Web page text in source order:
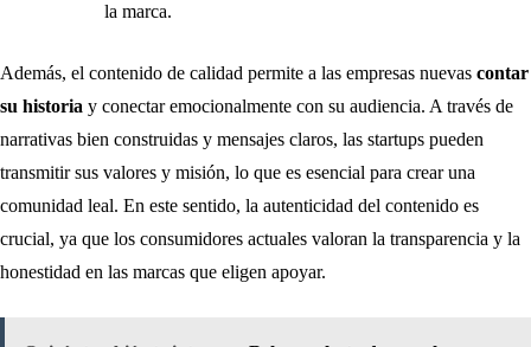
la marca.
Además, el contenido de calidad permite a las empresas nuevas contar
su historia y conectar emocionalmente con su audiencia. A través de
narrativas bien construidas y mensajes claros, las startups pueden
transmitir sus valores y misión, lo que es esencial para crear una
comunidad leal. En este sentido, la autenticidad del contenido es
crucial, ya que los consumidores actuales valoran la transparencia y la
honestidad en las marcas que eligen apoyar.